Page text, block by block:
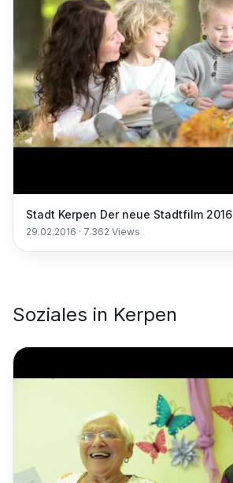
Stadt Kerpen Der neue Stadtfilm 2016
29.02.2016 · 7.362 Views
Soziales in Kerpen